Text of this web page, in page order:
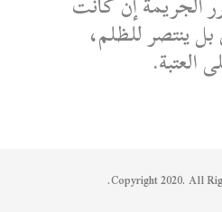
ينتصر للظلم،
العتبة.